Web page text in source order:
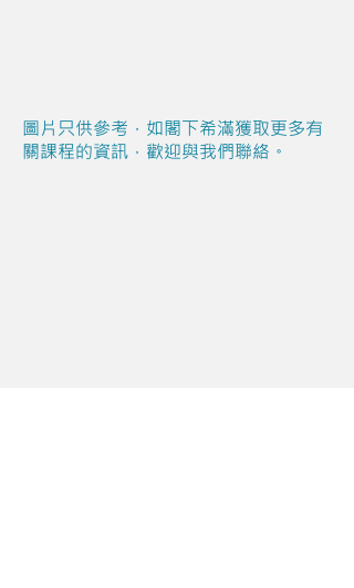
圖片只供參考，如閣下希滿獲取更多有
關課程的資訊，歡迎與我們聯絡。